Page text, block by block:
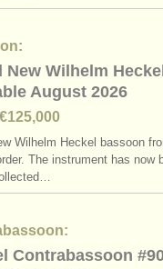
New Wilhelm
August 2026
Wilhelm Heckel bassoon
The instrument has now
Contrabassoon